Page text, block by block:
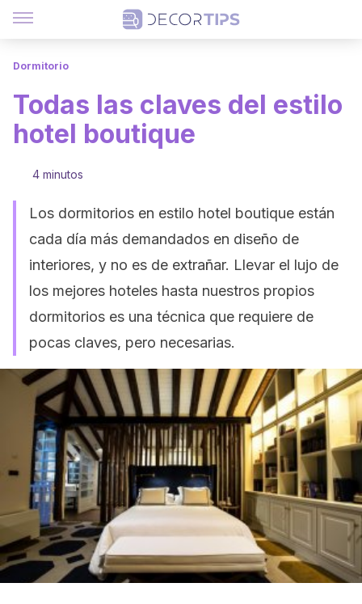
Dormitorio
Todas las claves del estilo
hotel boutique
4 minutos
Los dormitorios en estilo hotel boutique están
cada día más demandados en diseño de
interiores, y no es de extrañar. Llevar el lujo de
los mejores hoteles hasta nuestros propios
dormitorios es una técnica que requiere de
pocas claves, pero necesarias.